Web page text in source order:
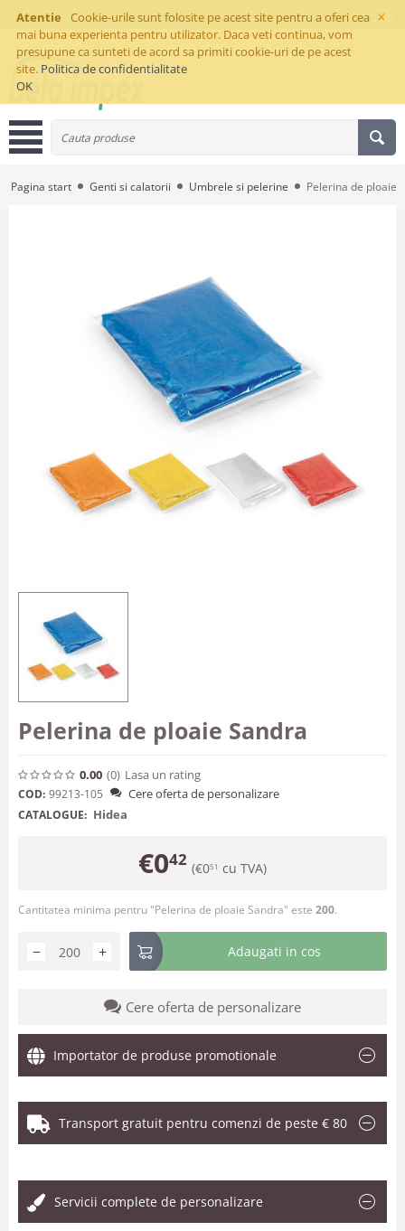
×
Atentie
Cookie-urile sunt folosite pe acest site pentru a oferi cea
mai buna experienta pentru utilizator. Daca veti continua, vom
presupune ca sunteti de acord sa primiti cookie-uri de pe acest
site. Politica de confidentialitate
OK
Pagina start Genti si calatorii Umbrele si pelerine Pelerina de ploaie
Pelerina de ploaie Sandra
0.00 (0) Lasa un rating
COD: 99213-105 Cere oferta de personalizare
CATALOGUE: Hidea
€042 (€051 cu TVA)
Cantitatea minima pentru "Pelerina de ploaie Sandra" este 200.
+
− Adaugati in cos
Cere oferta de personalizare
Importator de produse promotionale
Transport gratuit pentru comenzi de peste € 80
Servicii complete de personalizare